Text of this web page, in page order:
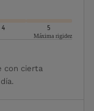
4 5
Máxima rigidez
con cierta